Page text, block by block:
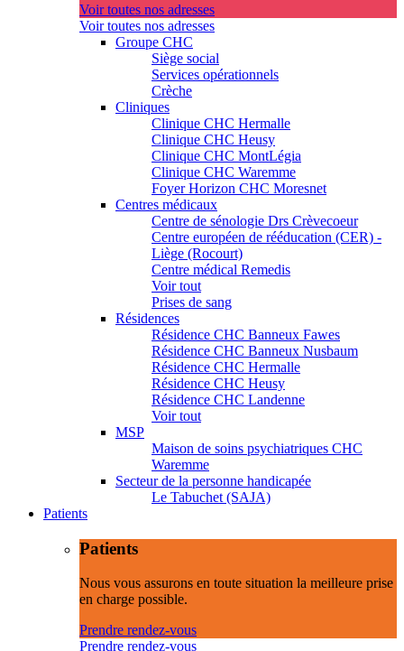
Voir toutes nos adresses
Voir toutes nos adresses
Groupe CHC
Siège social
Services opérationnels
Crèche
Cliniques
Clinique CHC Hermalle
Clinique CHC Heusy
Clinique CHC MontLégia
Clinique CHC Waremme
Foyer Horizon CHC Moresnet
Centres médicaux
Centre de sénologie Drs Crèvecoeur
Centre européen de rééducation (CER) -
Liège (Rocourt)
Centre médical Remedis
Voir tout
Prises de sang
Résidences
Résidence CHC Banneux Fawes
Résidence CHC Banneux Nusbaum
Résidence CHC Hermalle
Résidence CHC Heusy
Résidence CHC Landenne
Voir tout
MSP
Maison de soins psychiatriques CHC
Waremme
Secteur de la personne handicapée
Le Tabuchet (SAJA)
Patients
Patients
Nous vous assurons en toute situation la meilleure prise
en charge possible.
Prendre rendez-vous
Prendre rendez-vous